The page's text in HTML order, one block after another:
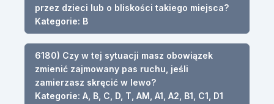
przez dzieci lub o bliskości takiego miejsca?
Kategorie: B
6180) Czy w tej sytuacji masz obowiązek
zmienić zajmowany pas ruchu, jeśli
zamierzasz skręcić w lewo?
Kategorie: A, B, C, D, T, AM, A1, A2, B1, C1, D1